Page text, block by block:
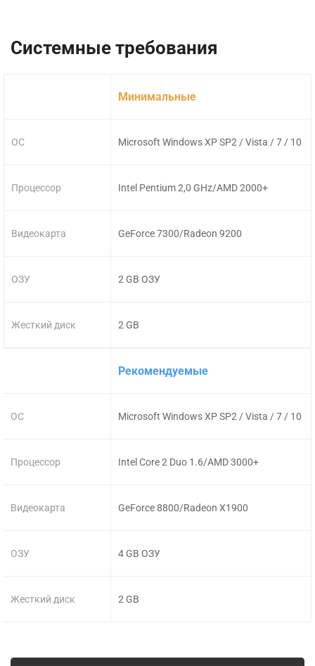
Системные требования
ОС
Процессор
Видеокарта
ОЗУ
Жесткий диск
Минимальные
Microsoft Windows XP SP2 / Vista / 7 / 10
Intel Pentium 2,0 GHz/AMD 2000+
GeForce 7300/Radeon 9200
2 GB ОЗУ
2 GB
ОС
Процессор
Видеокарта
ОЗУ
Жесткий диск
Рекомендуемые
Microsoft Windows XP SP2 / Vista / 7 / 10
Intel Core 2 Duo 1.6/AMD 3000+
GeForce 8800/Radeon X1900
4 GB ОЗУ
2 GB